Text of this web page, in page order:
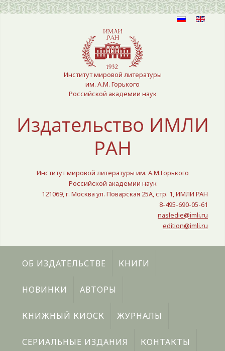
Выберите язык
Институт мировой литературы
им. А.М. Горького
Российской академии наук
Издательство ИМЛИ
РАН
Институт мировой литературы им. А.М.Горького
Российской академии наук
121069, г. Москва ул. Поварская 25A, стр. 1, ИМЛИ РАН
8-495-690-05-61
nasledie@imli.ru
edition@imli.ru
ОБ ИЗДАТЕЛЬСТВЕ КНИГИ
НОВИНКИ АВТОРЫ
КНИЖНЫЙ КИОСК ЖУРНАЛЫ
СЕРИАЛЬНЫЕ ИЗДАНИЯ КОНТАКТЫ